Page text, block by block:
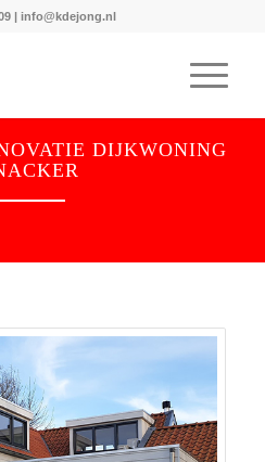
| info@kdejong.nl
DIJKWONING